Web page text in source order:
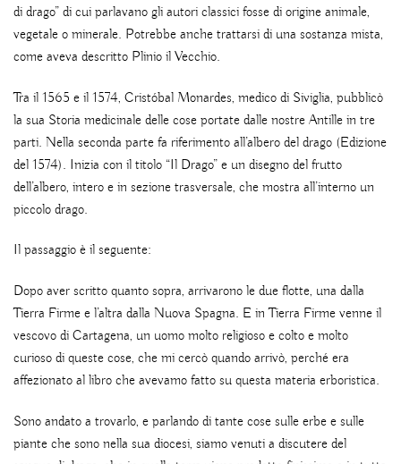
di drago” di cui parlavano gli autori classici fosse di origine animale,
vegetale o minerale. Potrebbe anche trattarsi di una sostanza mista,
come aveva descritto Plinio il Vecchio.
Tra il 1565 e il 1574, Cristóbal Monardes, medico di Siviglia, pubblicò
la sua Storia medicinale delle cose portate dalle nostre Antille in tre
parti. Nella seconda parte fa riferimento all’albero del drago (Edizione
del 1574). Inizia con il titolo “Il Drago” e un disegno del frutto
dell’albero, intero e in sezione trasversale, che mostra all’interno un
piccolo drago.
Il passaggio è il seguente:
Dopo aver scritto quanto sopra, arrivarono le due flotte, una dalla
Tierra Firme e l’altra dalla Nuova Spagna. E in Tierra Firme venne il
vescovo di Cartagena, un uomo molto religioso e colto e molto
curioso di queste cose, che mi cercò quando arrivò, perché era
affezionato al libro che avevamo fatto su questa materia erboristica.
Sono andato a trovarlo, e parlando di tante cose sulle erbe e sulle
piante che sono nella sua diocesi, siamo venuti a discutere del